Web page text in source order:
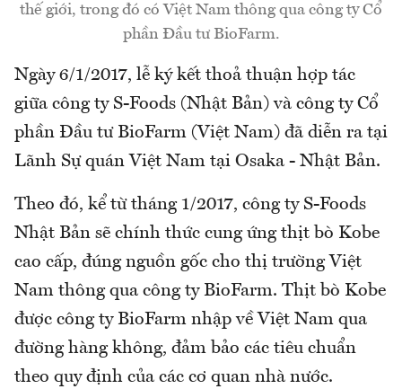
thế giới, trong đó có Việt Nam thông qua công ty Cổ
phần Đầu tư BioFarm.
Ngày 6/1/2017, lễ ký kết thoả thuận hợp tác
giữa công ty S-Foods (Nhật Bản) và công ty Cổ
phần Đầu tư BioFarm (Việt Nam) đã diễn ra tại
Lãnh Sự quán Việt Nam tại Osaka - Nhật Bản.
Theo đó, kể từ tháng 1/2017, công ty S-Foods
Nhật Bản sẽ chính thức cung ứng thịt bò Kobe
cao cấp, đúng nguồn gốc cho thị trường Việt
Nam thông qua công ty BioFarm. Thịt bò Kobe
được công ty BioFarm nhập về Việt Nam qua
đường hàng không, đảm bảo các tiêu chuẩn
theo quy định của các cơ quan nhà nước.